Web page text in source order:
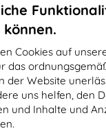
Cookies auf
das
der Website
uns helfen, den
und Inhalte und
+ Samsung
Galaxy S22